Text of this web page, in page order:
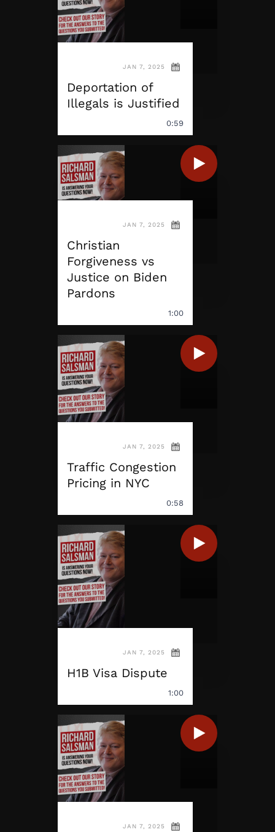
JAN 7, 2025
Deportation of
Illegals is Justified
0:59
JAN 7, 2025
Christian
Forgiveness vs
Justice on Biden
Pardons
1:00
JAN 7, 2025
Traffic Congestion
Pricing in NYC
0:58
JAN 7, 2025
H1B Visa Dispute
1:00
JAN 7, 2025